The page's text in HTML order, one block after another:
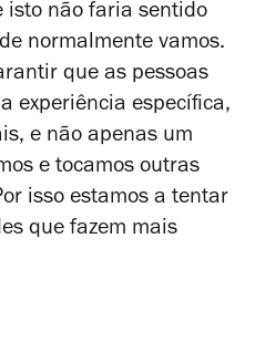
isto não faria sentido
normalmente vamos.
que as pessoas
experiência específica,
e não apenas um
e tocamos outras
isso estamos a tentar
que fazem mais